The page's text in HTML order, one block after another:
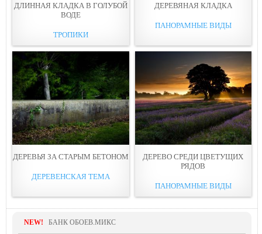
ДЛИННАЯ КЛАДКА В ГОЛУБОЙ
ВОДЕ
ТРОПИКИ
ДЕРЕВЯНАЯ КЛАДКА
ПАНОРАМНЫЕ ВИДЫ
ДЕРЕВЬЯ ЗА СТАРЫМ БЕТОНОМ
ДЕРЕВЕНСКАЯ ТЕМА
ДЕРЕВО СРЕДИ ЦВЕТУЩИХ
РЯДОВ
ПАНОРАМНЫЕ ВИДЫ
NEW! БАНК ОБОЕВ.МИКС